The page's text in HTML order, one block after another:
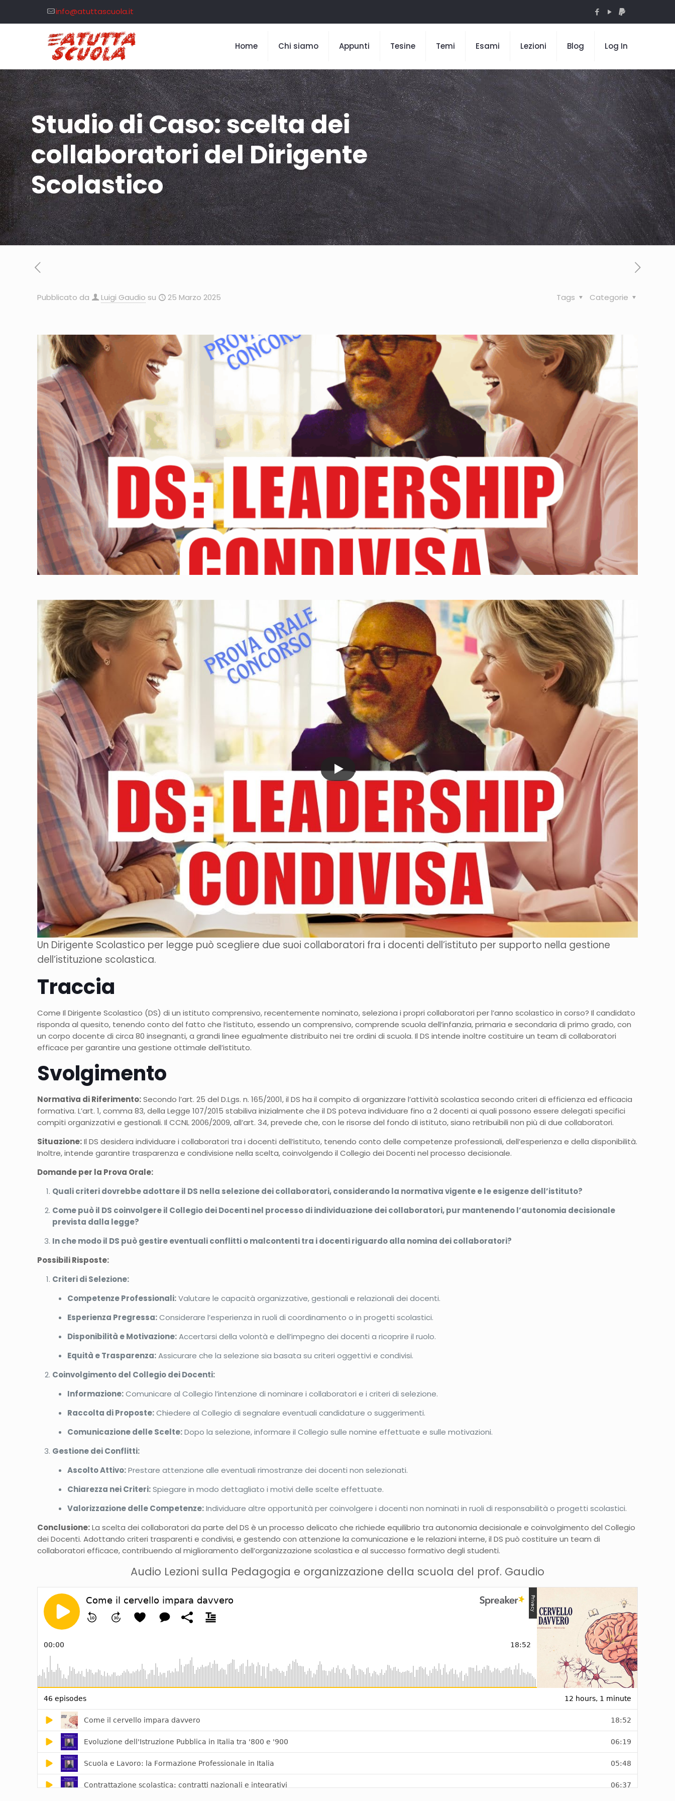
info@atuttascuola.it
Home Chi siamo Appunti Tesine Temi Esami Lezioni Blog Log In
Studio di Caso: scelta dei
collaboratori del Dirigente
Scolastico
Pubblicato da Luigi Gaudio su 25 Marzo 2025 Categorie
Tags
Un Dirigente Scolastico per legge può scegliere due suoi collaboratori fra i docenti dell’istituto per supporto nella gestione
dell’istituzione scolastica.
Traccia
Come Il Dirigente Scolastico (DS) di un istituto comprensivo, recentemente nominato, seleziona i propri collaboratori per l’anno scolastico in corso? Il candidato
risponda al quesito, tenendo conto del fatto che l‘istituto, essendo un comprensivo, comprende scuola dell’infanzia, primaria e secondaria di primo grado, con
un corpo docente di circa 80 insegnanti, a grandi linee egualmente distribuito nei tre ordini di scuola. Il DS intende inoltre costituire un team di collaboratori
efficace per garantire una gestione ottimale dell’istituto.
Svolgimento
Normativa di Riferimento:Secondo l’art. 25 del D.Lgs. n. 165/2001, il DS ha il compito di organizzare l’attività scolastica secondo criteri di efficienza ed efficacia
formativa. L’art. 1, comma 83, della Legge 107/2015 stabiliva inizialmente che il DS poteva individuare fino a 2 docenti ai quali possono essere delegati specifici
compiti organizzativi e gestionali. Il CCNL 2006/2009, all’art. 34, prevede che, con le risorse del fondo di istituto, siano retribuibili non più di due collaboratori.
Situazione:Il DS desidera individuare i collaboratori tra i docenti dell’istituto, tenendo conto delle competenze professionali, dell’esperienza e della disponibilità.
Inoltre, intende garantire trasparenza e condivisione nella scelta, coinvolgendo il Collegio dei Docenti nel processo decisionale.
Domande per la Prova Orale:
Quali criteri dovrebbe adottare il DS nella selezione dei collaboratori, considerando la normativa vigente e le esigenze dell’istituto?
Come può il DS coinvolgere il Collegio dei Docenti nel processo di individuazione dei collaboratori, pur mantenendo l’autonomia decisionale
prevista dalla legge?
In che modo il DS può gestire eventuali conflitti o malcontenti tra i docenti riguardo alla nomina dei collaboratori?
Possibili Risposte:
Criteri di Selezione:
Competenze Professionali:Valutare le capacità organizzative, gestionali e relazionali dei docenti.
Esperienza Pregressa:Considerare l’esperienza in ruoli di coordinamento o in progetti scolastici.
Disponibilità e Motivazione:Accertarsi della volontà e dell’impegno dei docenti a ricoprire il ruolo.
Equità e Trasparenza:Assicurare che la selezione sia basata su criteri oggettivi e condivisi.
Coinvolgimento del Collegio dei Docenti:
Informazione:Comunicare al Collegio l’intenzione di nominare i collaboratori e i criteri di selezione.
Raccolta di Proposte:Chiedere al Collegio di segnalare eventuali candidature o suggerimenti.
Comunicazione delle Scelte:Dopo la selezione, informare il Collegio sulle nomine effettuate e sulle motivazioni.
Gestione dei Conflitti:
Ascolto Attivo:Prestare attenzione alle eventuali rimostranze dei docenti non selezionati.
Chiarezza nei Criteri:Spiegare in modo dettagliato i motivi delle scelte effettuate.
Valorizzazione delle Competenze:Individuare altre opportunità per coinvolgere i docenti non nominati in ruoli di responsabilità o progetti scolastici.
Conclusione:La scelta dei collaboratori da parte del DS è un processo delicato che richiede equilibrio tra autonomia decisionale e coinvolgimento del Collegio
dei Docenti. Adottando criteri trasparenti e condivisi, e gestendo con attenzione la comunicazione e le relazioni interne, il DS può costituire un team di
collaboratori efficace, contribuendo al miglioramento dell’organizzazione scolastica e al successo formativo degli studenti.
Audio Lezioni sulla Pedagogia e organizzazione della scuola del prof. Gaudio